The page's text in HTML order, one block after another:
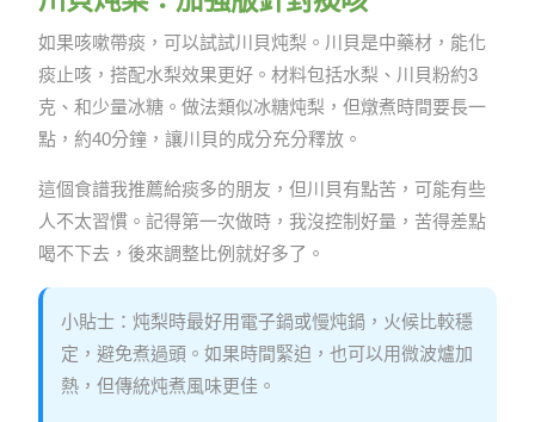
如果咳嗽帶痰，可以試試川貝炖梨。川貝是中藥材，能化
痰止咳，搭配水梨效果更好。材料包括水梨、川貝粉約3
克、和少量冰糖。做法類似冰糖炖梨，但燉煮時間要長一
點，約40分鐘，讓川貝的成分充分釋放。
這個食譜我推薦給痰多的朋友，但川貝有點苦，可能有些
人不太習慣。記得第一次做時，我沒控制好量，苦得差點
喝不下去，後來調整比例就好多了。
小貼士：炖梨時最好用電子鍋或慢炖鍋，火候比較穩
定，避免煮過頭。如果時間緊迫，也可以用微波爐加
熱，但傳統炖煮風味更佳。